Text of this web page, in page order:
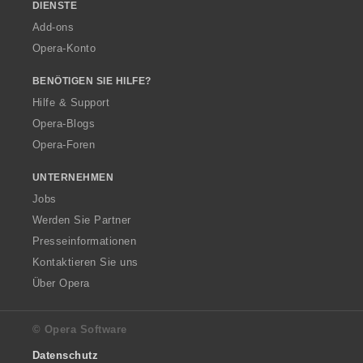
DIENSTE
Add-ons
Opera-Konto
BENÖTIGEN SIE HILFE?
Hilfe & Support
Opera-Blogs
Opera-Foren
UNTERNEHMEN
Jobs
Werden Sie Partner
Presseinformationen
Kontaktieren Sie uns
Über Opera
© Opera Software
Datenschutz